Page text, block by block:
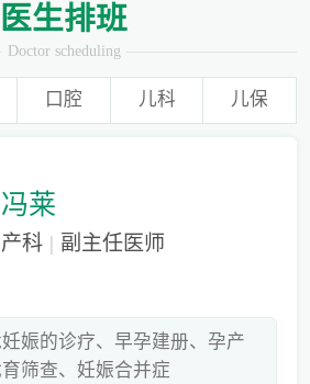
医生排班
Doctor scheduling
口腔 儿科 儿保
冯莱
产科 | 副主任医师
娠的诊疗、早孕建册、孕产
筛查、妊娠合并症